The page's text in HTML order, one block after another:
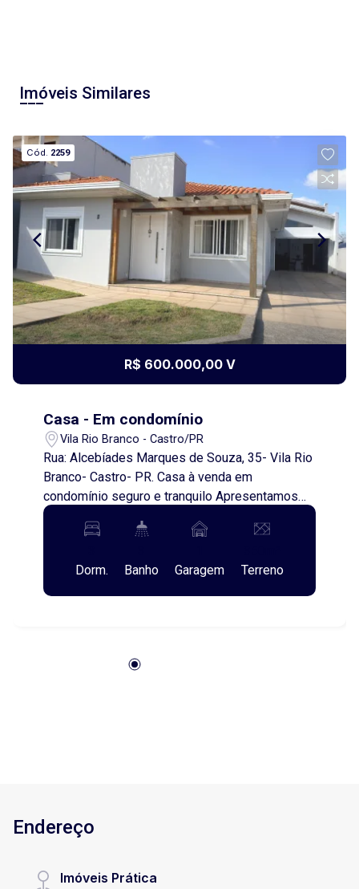
Imóveis Similares
Cód. 2259
R$ 600.000,00 V
Casa - Em condomínio
Vila Rio Branco - Castro/PR
Rua: Alcebíades Marques de Souza, 35- Vila Rio
Branco- Castro- PR. Casa à venda em
condomínio seguro e tranquilo Apresentamos
esta excelente casa localizada em um
condomínio seguro e tranquilo, em um dos
ideal para famílias que valorizam qualidade de
vida, conforto, privacidade e segurança. Com
você ama. A área de lazer conta com uma ampla
venha conhecer seu novo lar!
Dorm.
Banho
Garagem
Terreno
Endereço
Imóveis Prática